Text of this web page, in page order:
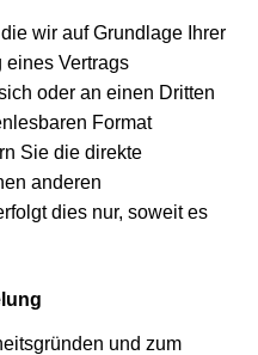
wir auf Grundlage Ihrer
Vertrags
oder an einen Dritten
Format
Sie die direkte
anderen
dies nur, soweit es
und zum